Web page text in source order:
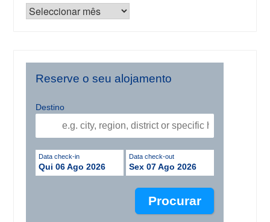
Reserve o seu alojamento
Destino
Data check-in
Qui 06 Ago 2026
Data check-out
Sex 07 Ago 2026